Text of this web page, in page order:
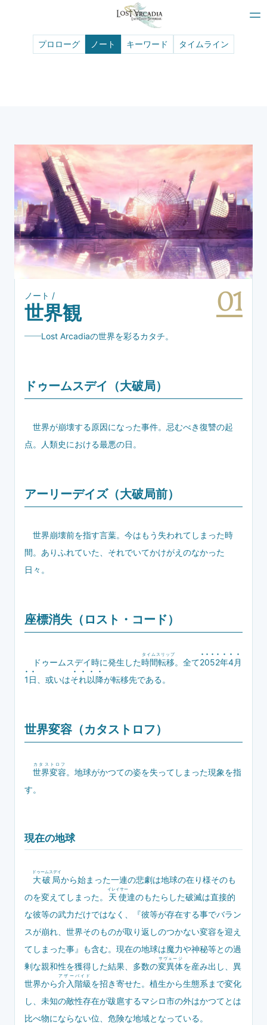
プロローグ ノート キーワード タイムライン
ノート /
世界観 01
――Lost Arcadiaの世界を彩るカタチ。
ドゥームスデイ（大破局）
世界が崩壊する原因になった事件。忌むべき復讐の起
点。人類史における最悪の日。
アーリーデイズ（大破局前）
世界崩壊前を指す言葉。今はもう失われてしまった時
間。ありふれていた、それでいてかけがえのなかった
日々。
座標消失（ロスト・コード）
ドゥームスデイ時に発生した時間転移
タイムスリップ
。全て2

0

5

2

年

4

月

1

日

、或いはそ

れ

以

降

が転移先である。
世界変容（カタストロフ）
世界変容
カタストロフ
。地球がかつての姿を失ってしまった現象を指
す。
現在の地球
大破局
ドゥームスデイ
から始まった一連の悲劇は地球の在り様そのも
のを変えてしまった。
天使
イレイサー
達のもたらした破滅は直接的
な彼等の武力だけではなく、『彼等が存在する事でバラン
スが崩れ、世界そのものが取り返しのつかない変容を迎え
てしまった事』も含む。現在の地球は魔力や神秘等との過
剰な親和性を獲得した結果、多数の変異体
サヴェージ
を産み出し、異
世界から介入階級
アザーバイド
を招き寄せた。植生から生態系まで変化
し、未知の敵性存在が跋扈するマシロ市の外はかつてとは
比べ物にならない位、危険な地域となっている。